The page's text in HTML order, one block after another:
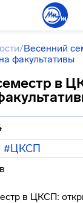
/Весенний
факультативы
в
#ЦКСП